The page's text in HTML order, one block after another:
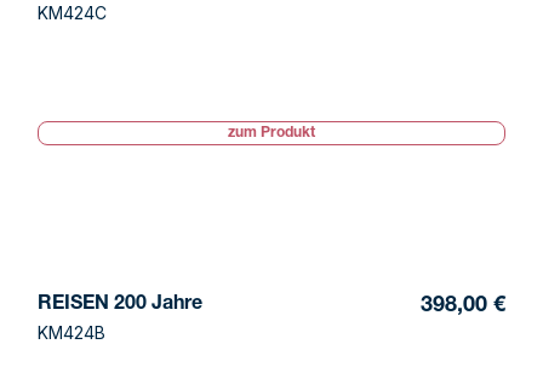
KM424C
zum Produkt
REISEN 200 Jahre
KM424B
398,00 €